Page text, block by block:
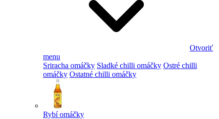
Otvoriť
menu
Sriracha omáčky Sladké chilli omáčky Ostré chilli
omáčky Ostatné chilli omáčky
Rybí omáčky